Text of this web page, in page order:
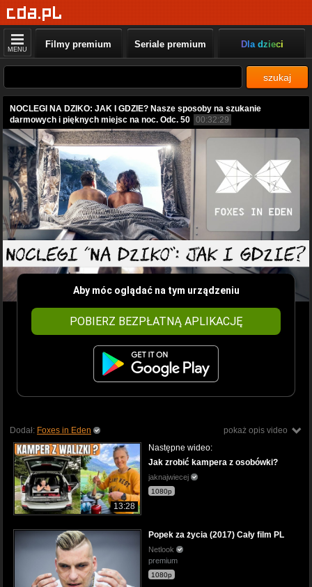
MENU Filmy premium Seriale premium Dla dzieci
szukaj
NOCLEGI NA DZIKO: JAK I GDZIE? Nasze sposoby na szukanie
darmowych i pięknych miejsc na noc. Odc. 50 00:32:29
Aby móc oglądać na tym urządzeniu
POBIERZ BEZPŁATNĄ APLIKACJĘ
pokaż opis video
Dodał: Foxes in Eden
13:28
Następne wideo:
Jak zrobić kampera z osobówki?
jaknajwiecej
1080p
Popek za życia (2017) Cały film PL
Netlook
premium
1080p